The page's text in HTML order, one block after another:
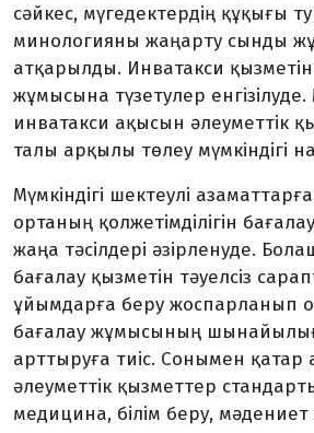
сәйкес, мүгедектердің құқығы
минологияны жаңарту сынды
атқарылды. Инватакси
жұмысына түзетулер
инватакси ақысын әлеуметтік
талы арқылы төлеу мүмкіндігі
Мүмкіндігі шектеулі
ортаның қолжетімді­лігін
жаңа тәсілдері әзірленуде.
бағалау қызметін тәуелсіз
ұйымдарға беру жоспарланып
бағалау жұмысының
арттыруға тиіс. Сонымен қатар
әлеуметтік қызметтер
медицина, білім беру,